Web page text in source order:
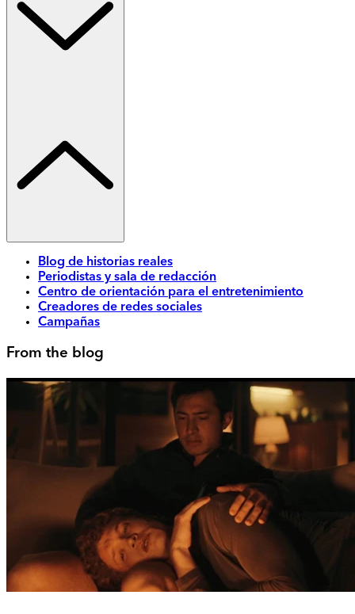
Blog de historias reales
Periodistas y sala de redacción
Centro de orientación para el entretenimiento
Creadores de redes sociales
Campañas
From the blog